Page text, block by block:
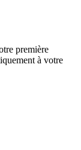
première
à votre